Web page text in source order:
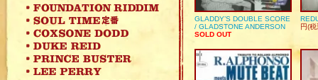
GLADDY’S DOUBLE SCORE
/ GLADSTONE ANDERSON
SOLD OUT
円(